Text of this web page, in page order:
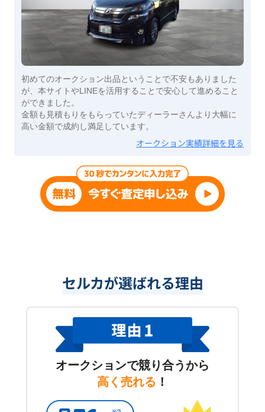
初めてのオークション出品ということで不安もありました
が、本サイトやLINEを活用することで安心して進めること
ができました。
金額も見積もりをもらっていたディーラーさんより大幅に
高い金額で成約し満足しています。
オークション実績詳細を見る
セルカが選ばれる理由
オークションで競り合うから
高く売れる ！